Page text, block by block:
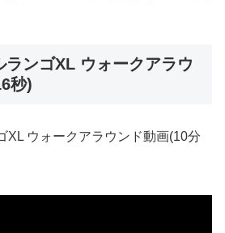
ランゴXL ウォークアラウ
秒)
XL ウォークアラウンド動画(10分